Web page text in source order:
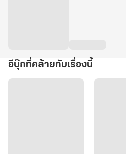
อีบุ๊กที่คล้ายกับเรื่องนี้